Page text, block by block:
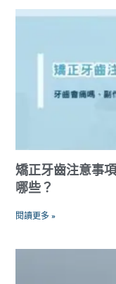
矯正牙齒注意事
哪些？
閱讀更多 »